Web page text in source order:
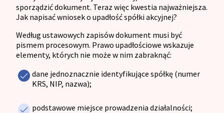
sporządzić dokument. Teraz więc kwestia najważniejsza.
Jak napisać wniosek o upadłość spółki akcyjnej?
Według ustawowych zapisów dokument musi być
pismem procesowym. Prawo upadłościowe wskazuje
elementy, których nie może w nim zabraknąć:
dane jednoznacznie identyfikujące spółkę (numer
KRS, NIP, nazwa);
podstawowe miejsce prowadzenia działalności;